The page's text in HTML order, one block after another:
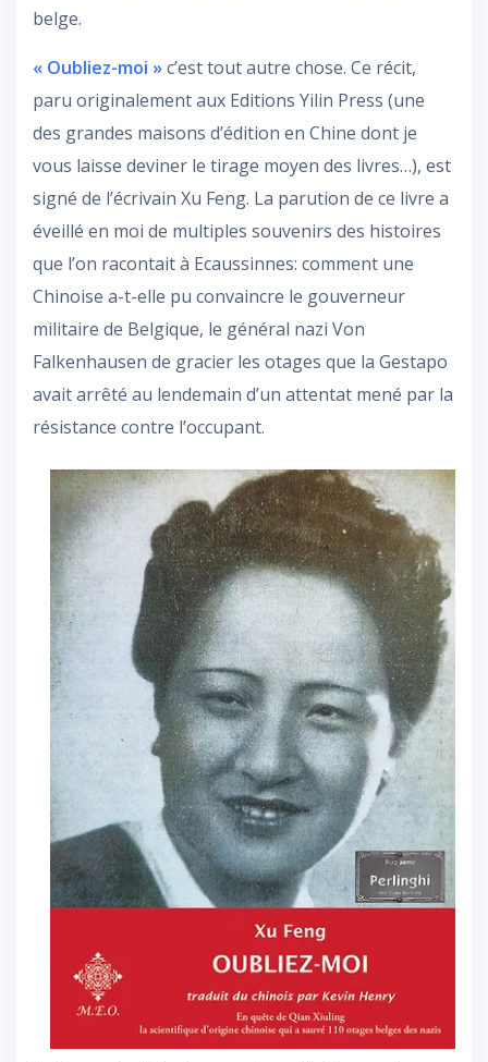
belge.
« Oubliez-moi »c’est tout autre chose. Ce récit,
paru originalement aux Editions Yilin Press (une
des grandes maisons d’édition en Chine dont je
vous laisse deviner le tirage moyen des livres…), est
signé de l’écrivain Xu Feng. La parution de ce livre a
éveillé en moi de multiples souvenirs des histoires
que l’on racontait à Ecaussinnes: comment une
Chinoise a-t-elle pu convaincre le gouverneur
militaire de Belgique, le général nazi Von
Falkenhausen de gracier les otages que la Gestapo
avait arrêté au lendemain d’un attentat mené par la
résistance contre l’occupant.